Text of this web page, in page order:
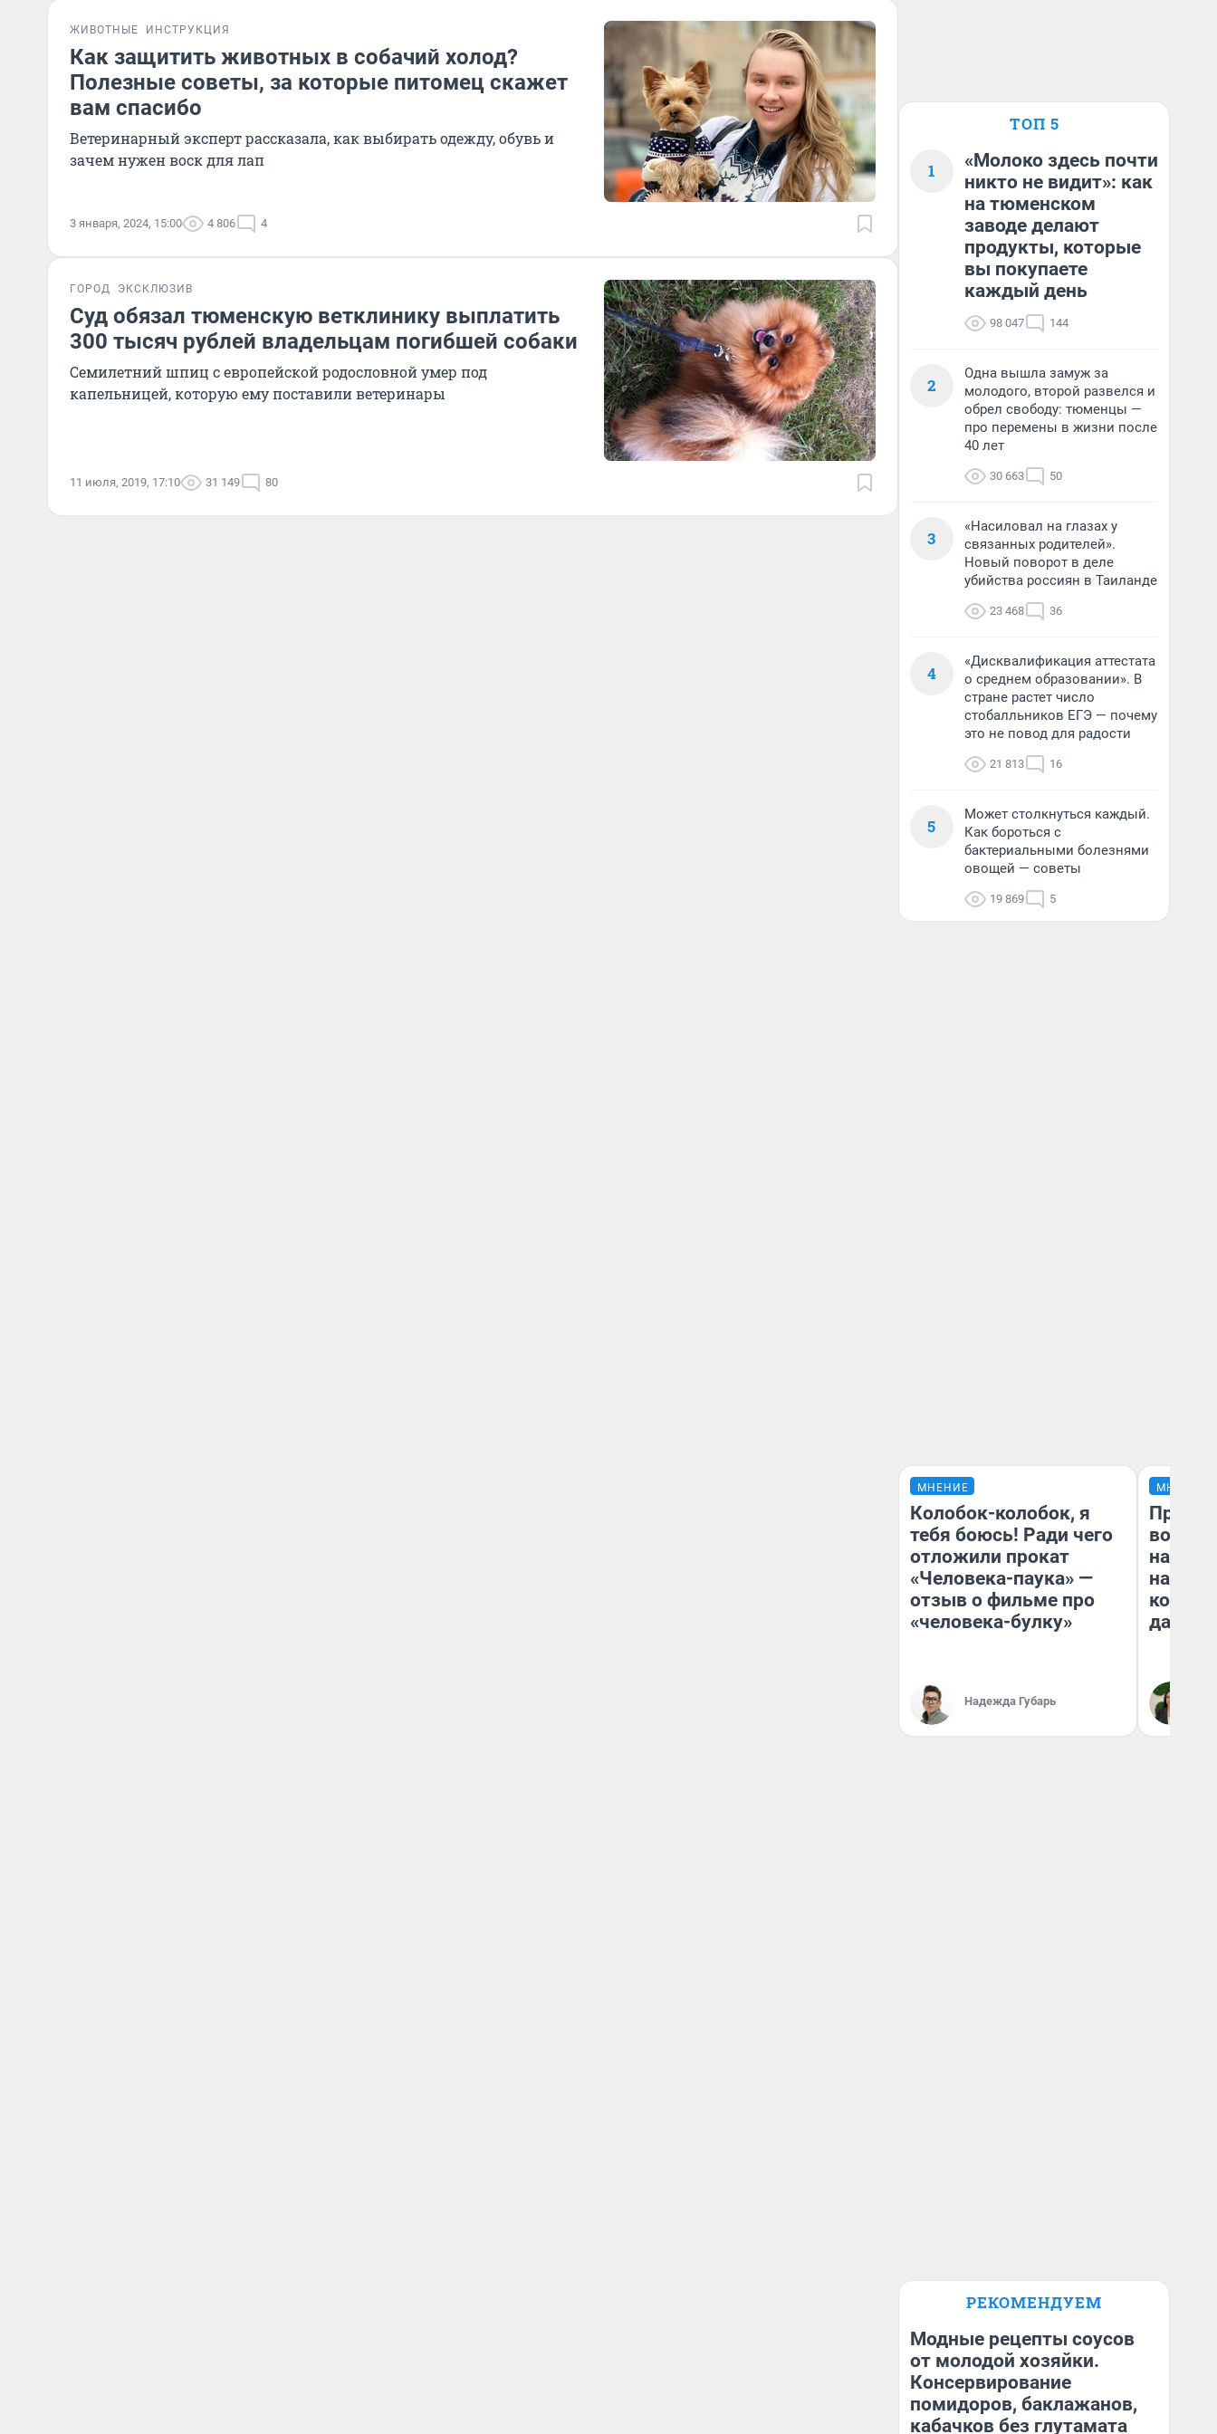
ЖИВОТНЫЕ ИНСТРУКЦИЯ
Как защитить животных в собачий холод?
Полезные советы, за которые питомец скажет
вам спасибо
Ветеринарный эксперт рассказала, как выбирать одежду, обувь и
зачем нужен воск для лап
3 января, 2024, 15:00 4 806 4
ГОРОД ЭКСКЛЮЗИВ
Суд обязал тюменскую ветклинику выплатить
300 тысяч рублей владельцам погибшей собаки
Семилетний шпиц с европейской родословной умер под
капельницей, которую ему поставили ветеринары
11 июля, 2019, 17:10 31 149 80
ТОП 5
1
«Молоко здесь почти
никто не видит»: как
на тюменском
заводе делают
продукты, которые
вы покупаете
каждый день
98 047 144
2
Одна вышла замуж за
молодого, второй развелся и
обрел свободу: тюменцы —
про перемены в жизни после
40 лет
30 663 50
3
«Насиловал на глазах у
связанных родителей».
Новый поворот в деле
убийства россиян в Таиланде
23 468 36
4
«Дисквалификация аттестата
о среднем образовании». В
стране растет число
стобалльников ЕГЭ — почему
это не повод для радости
21 813 16
5
Может столкнуться каждый.
Как бороться с
бактериальными болезнями
овощей — советы
19 869 5
МНЕНИЕ
Колобок-колобок, я
тебя боюсь! Ради чего
отложили прокат
«Человека-паука» —
отзыв о фильме про
«человека-булку»
Надежда Губарь
МНЕНИЕ
нам
даже
РЕКОМЕНДУЕМ
Модные рецепты соусов
от молодой хозяйки.
Консервирование
помидоров, баклажанов,
кабачков без глутамата